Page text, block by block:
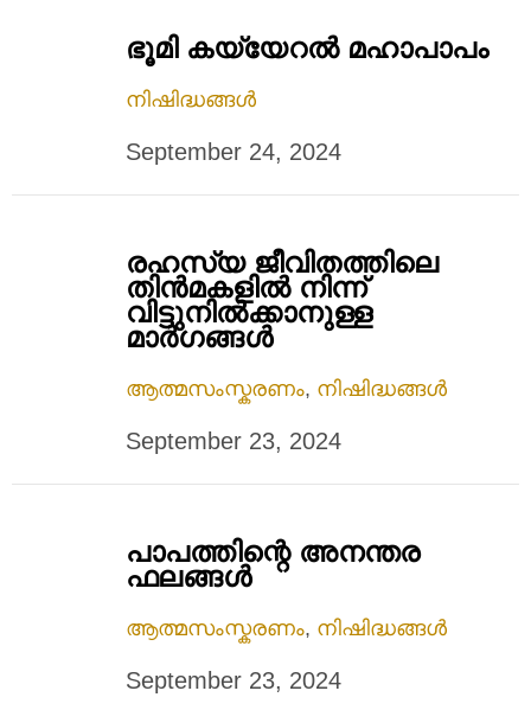
ഭൂമി കയ്യേറൽ മഹാപാപം
നിഷിദ്ധങ്ങൾ
September 24, 2024
രഹസ്യ ജീവിതത്തിലെ
തിൻമകളിൽ നിന്ന്
വിട്ടുനിൽക്കാനുള്ള
മാർഗങ്ങൾ
ആത്മസംസ്കരണം, നിഷിദ്ധങ്ങൾ
September 23, 2024
പാപത്തിന്റെ അനന്തര
ഫലങ്ങൾ
ആത്മസംസ്കരണം, നിഷിദ്ധങ്ങൾ
September 23, 2024